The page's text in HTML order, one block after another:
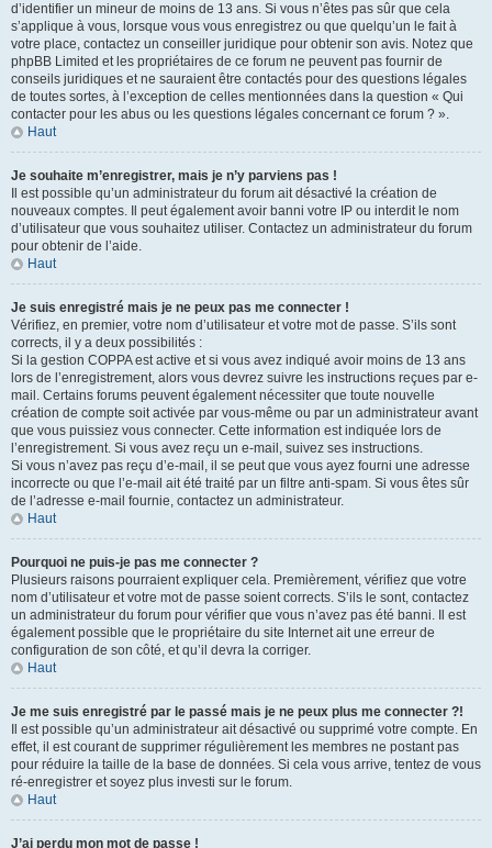
d’identifier un mineur de moins de 13 ans. Si vous n’êtes pas sûr que cela
s’applique à vous, lorsque vous vous enregistrez ou que quelqu’un le fait à
votre place, contactez un conseiller juridique pour obtenir son avis. Notez que
phpBB Limited et les propriétaires de ce forum ne peuvent pas fournir de
conseils juridiques et ne sauraient être contactés pour des questions légales
de toutes sortes, à l’exception de celles mentionnées dans la question « Qui
contacter pour les abus ou les questions légales concernant ce forum ? ».
Haut
Je souhaite m’enregistrer, mais je n’y parviens pas !
Il est possible qu’un administrateur du forum ait désactivé la création de
nouveaux comptes. Il peut également avoir banni votre IP ou interdit le nom
d’utilisateur que vous souhaitez utiliser. Contactez un administrateur du forum
pour obtenir de l’aide.
Haut
Je suis enregistré mais je ne peux pas me connecter !
Vérifiez, en premier, votre nom d’utilisateur et votre mot de passe. S’ils sont
corrects, il y a deux possibilités :
Si la gestion COPPA est active et si vous avez indiqué avoir moins de 13 ans
lors de l’enregistrement, alors vous devrez suivre les instructions reçues par e-
mail. Certains forums peuvent également nécessiter que toute nouvelle
création de compte soit activée par vous-même ou par un administrateur avant
que vous puissiez vous connecter. Cette information est indiquée lors de
l’enregistrement. Si vous avez reçu un e-mail, suivez ses instructions.
Si vous n’avez pas reçu d’e-mail, il se peut que vous ayez fourni une adresse
incorrecte ou que l’e-mail ait été traité par un filtre anti-spam. Si vous êtes sûr
de l’adresse e-mail fournie, contactez un administrateur.
Haut
Pourquoi ne puis-je pas me connecter ?
Plusieurs raisons pourraient expliquer cela. Premièrement, vérifiez que votre
nom d’utilisateur et votre mot de passe soient corrects. S’ils le sont, contactez
un administrateur du forum pour vérifier que vous n’avez pas été banni. Il est
également possible que le propriétaire du site Internet ait une erreur de
configuration de son côté, et qu’il devra la corriger.
Haut
Je me suis enregistré par le passé mais je ne peux plus me connecter ?!
Il est possible qu’un administrateur ait désactivé ou supprimé votre compte. En
effet, il est courant de supprimer régulièrement les membres ne postant pas
pour réduire la taille de la base de données. Si cela vous arrive, tentez de vous
ré-enregistrer et soyez plus investi sur le forum.
Haut
J’ai perdu mon mot de passe !